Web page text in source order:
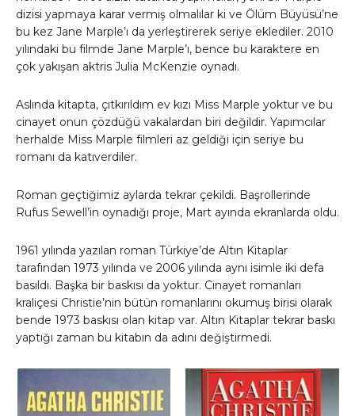
dizisi yapmaya karar vermiş olmalılar ki ve Ölüm Büyüsü’ne
bu kez Jane Marple’ı da yerleştirerek seriye eklediler. 2010
yılındaki bu filmde Jane Marple’ı, bence bu karaktere en
çok yakışan aktris Julia McKenzie oynadı.
Aslında kitapta, çıtkırıldım ev kızı Miss Marple yoktur ve bu
cinayet onun çözdüğü vakalardan biri değildir. Yapımcılar
herhalde Miss Marple filmleri az geldiği için seriye bu
romanı da katıverdiler.
Roman geçtiğimiz aylarda tekrar çekildi. Başrollerinde
Rufus Sewell’in oynadığı proje, Mart ayında ekranlarda oldu.
1961 yılında yazılan roman Türkiye’de Altın Kitaplar
tarafından 1973 yılında ve 2006 yılında aynı isimle iki defa
basıldı. Başka bir baskısı da yoktur. Cinayet romanları
kraliçesi Christie’nin bütün romanlarını okumuş birisi olarak
bende 1973 baskısı olan kitap var. Altın Kitaplar tekrar baskı
yaptığı zaman bu kitabın da adını değiştirmedi.